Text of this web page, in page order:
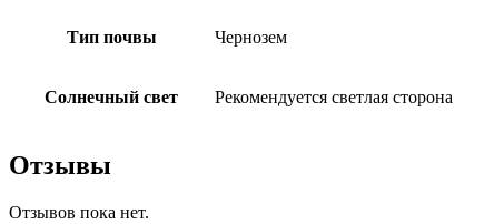
Тип почвы Чернозем
Солнечный свет Рекомендуется светлая сторона
Отзывы
Отзывов пока нет.